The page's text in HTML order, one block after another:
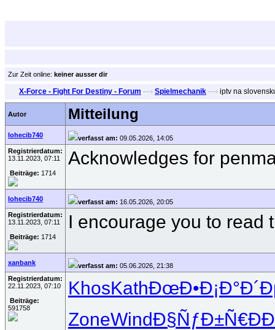
Zur Zeit online: keiner ausser dir
X-Force - Fight For Destiny - Forum —› Spielmechanik —› iptv na
Autor Mitteilung
lohecib740 verfasst am: 09.05.2026, 14:05
Registrierdatum:
13.11.2023, 07:11
Beiträge: 1714
Acknowledges for
lohecib740 verfasst am: 16.05.2026, 20:05
Registrierdatum:
13.11.2023, 07:11
Beiträge: 1714
I encourage you to read
xanbank verfasst am: 05.06.2026, 21:38
Registrierdatum:
22.11.2023, 07:10
Beiträge:
591758
KhosKathÐœÐ•Ð¡Ð°
ZoneWindÐ§ÑƒÐ±Ñ€